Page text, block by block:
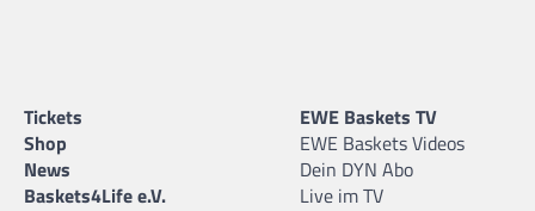
Tickets
Shop
News
Baskets4Life e.V.
EWE Baskets TV
EWE Baskets Videos
Dein DYN Abo
Live im TV